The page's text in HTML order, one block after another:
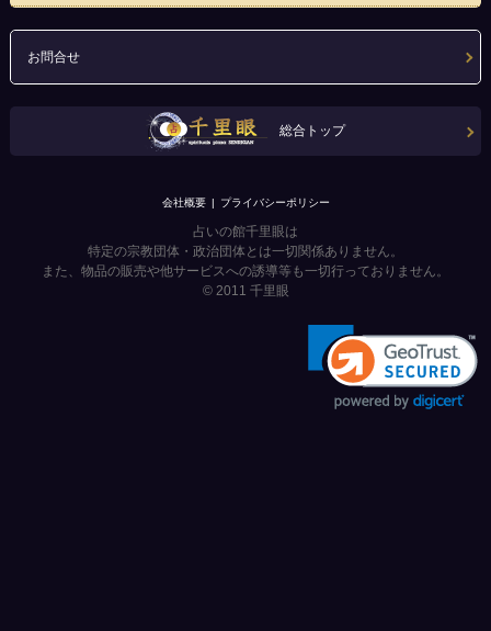
お問合せ
総合トップ
会社概要 プライバシーポリシー
占いの館千里眼は
特定の宗教団体・政治団体とは一切関係ありません。
また、物品の販売や他サービスへの誘導等も一切行っておりません。
© 2011 千里眼